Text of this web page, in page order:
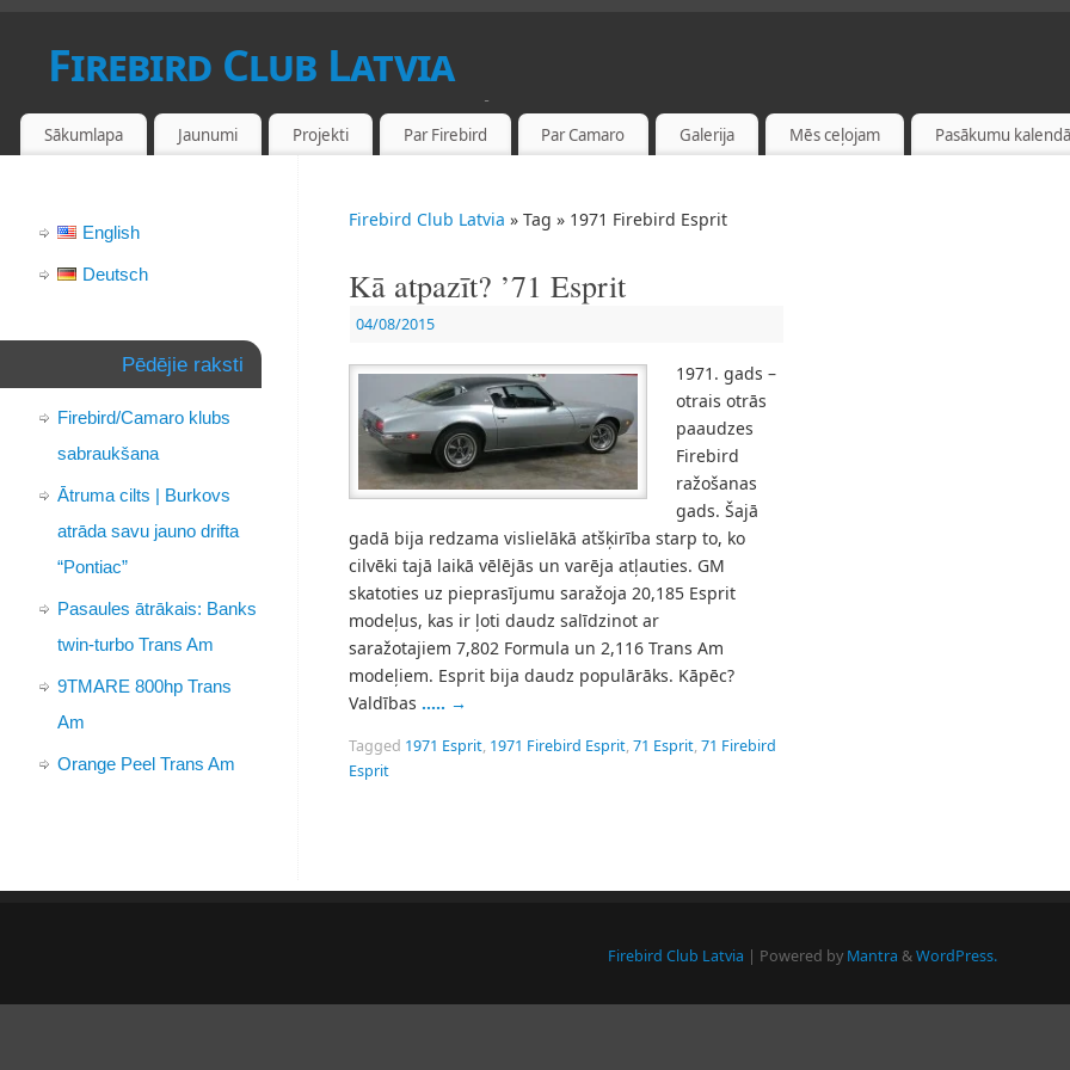
Firebird Club Latvia
PONTIAC FIREBIRD UN CAMARO FANU KLUBS LATVIJĀ
Sākumlapa Jaunumi Projekti Par Firebird Par Camaro Galerija Mēs ceļojam Pasākumu
Firebird Club Latvia » Tag » 1971 Firebird Esprit
Kā atpazīt? ’71 Esprit
04/08/2015
1971. gads –
otrais otrās
paaudzes
Firebird
ražošanas
gads. Šajā
gadā bija redzama vislielākā atšķirība starp to, ko
cilvēki tajā laikā vēlējās un varēja atļauties. GM
skatoties uz pieprasījumu saražoja 20,185 Esprit
modeļus, kas ir ļoti daudz salīdzinot ar
saražotajiem 7,802 Formula un 2,116 Trans Am
modeļiem. Esprit bija daudz populārāks. Kāpēc?
Valdības ….. →
Tagged 1971 Esprit, 1971 Firebird Esprit,71 Esprit,71 Firebird
Esprit
English
Deutsch
Pēdējie raksti
Firebird/Camaro klubs
sabraukšana
Ātruma cilts | Burkovs
atrāda savu jauno drifta
“Pontiac”
Pasaules ātrākais: Banks
twin-turbo Trans Am
9TMARE 800hp Trans
Am
Orange Peel Trans Am
Firebird Club Latvia | Powered by Mantra &WordPress.